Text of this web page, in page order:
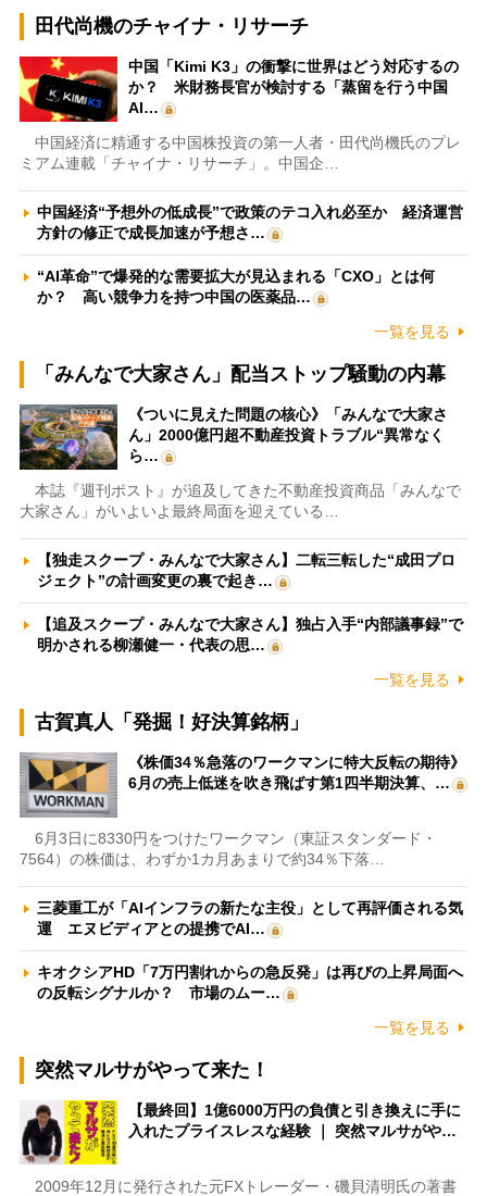
田代尚機のチャイナ・リサーチ
中国「Kimi K3」の衝撃に世界はどう対応するの
か？ 米財務長官が検討する「蒸留を行う中国
AI…
中国経済に精通する中国株投資の第一人者・田代尚機氏のプレ
ミアム連載「チャイナ・リサーチ」。中国企…
中国経済“予想外の低成長”で政策のテコ入れ必至か 経済運営
方針の修正で成長加速が予想さ…
“AI革命”で爆発的な需要拡大が見込まれる「CXO」とは何
か？ 高い競争力を持つ中国の医薬品…
一覧を見る
「みんなで大家さん」配当ストップ騒動の内幕
《ついに見えた問題の核心》「みんなで大家さ
ん」2000億円超不動産投資トラブル“異常なく
ら…
本誌『週刊ポスト』が追及してきた不動産投資商品「みんなで
大家さん」がいよいよ最終局面を迎えている…
【独走スクープ・みんなで大家さん】二転三転した“成田プロ
ジェクト”の計画変更の裏で起き…
【追及スクープ・みんなで大家さん】独占入手“内部議事録”で
明かされる柳瀬健一・代表の思…
一覧を見る
古賀真人「発掘！好決算銘柄」
《株価34％急落のワークマンに特大反転の期待》
6月の売上低迷を吹き飛ばす第1四半期決算、…
6月3日に8330円をつけたワークマン（東証スタンダード・
7564）の株価は、わずか1カ月あまりで約34％下落…
三菱重工が「AIインフラの新たな主役」として再評価される気
運 エヌビディアとの提携でAI…
キオクシアHD「7万円割れからの急反発」は再びの上昇局面へ
の反転シグナルか？ 市場のムー…
一覧を見る
突然マルサがやって来た！
【最終回】1億6000万円の負債と引き換えに手に
入れたプライスレスな経験 ｜ 突然マルサがや…
2009年12月に発行された元FXトレーダー・磯貝清明氏の著書